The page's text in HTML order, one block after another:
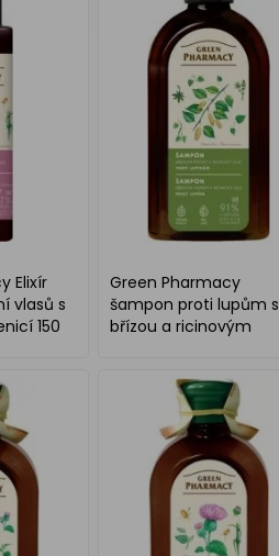
Elixír
vlasů s
150
Green Pharmacy
šampon proti lupům s
břízou a ricinovým